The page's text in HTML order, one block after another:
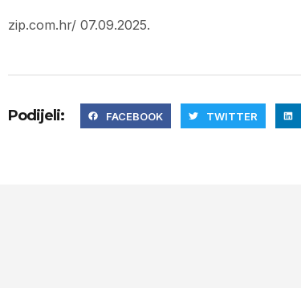
zip.com.hr/ 07.09.2025.
Podijeli: FACEBOOK TWITTER